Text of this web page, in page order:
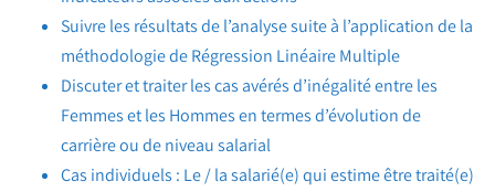
Suivre les résultats de l’analyse suite à l’application de la
méthodologie de Régression Linéaire Multiple
Discuter et traiter les cas avérés d’inégalité entre les
Femmes et les Hommes en termes d’évolution de
carrière ou de niveau salarial
Cas individuels : Le / la salarié(e) qui estime être traité(e)